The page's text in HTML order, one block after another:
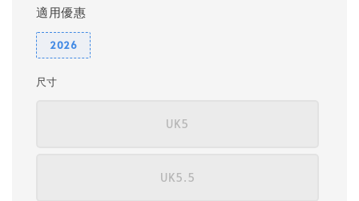
適用優惠
2026
尺寸
UK5
UK5.5